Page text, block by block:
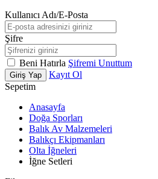
Kullanıcı Adı/E-Posta
Şifre
Beni Hatırla Şifremi Unuttum
Giriş Yap
Kayıt Ol
Sepetim
Anasayfa
Doğa Sporları
Balık Av Malzemeleri
Balıkçı Ekipmanları
Olta İğneleri
İğne Setleri